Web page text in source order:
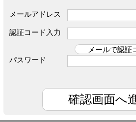
メールアドレス
認証コード入力
パスワード